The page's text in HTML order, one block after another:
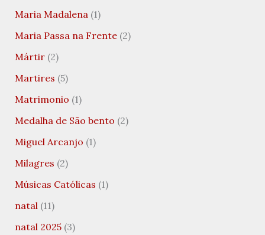
Maria Madalena(1)
Maria Passa na Frente(2)
Mártir(2)
Martires (5)
Matrimonio (1)
Medalha de São bento (2)
Miguel Arcanjo (1)
Milagres (2)
Músicas Católicas (1)
natal(11)
natal 2025(3)